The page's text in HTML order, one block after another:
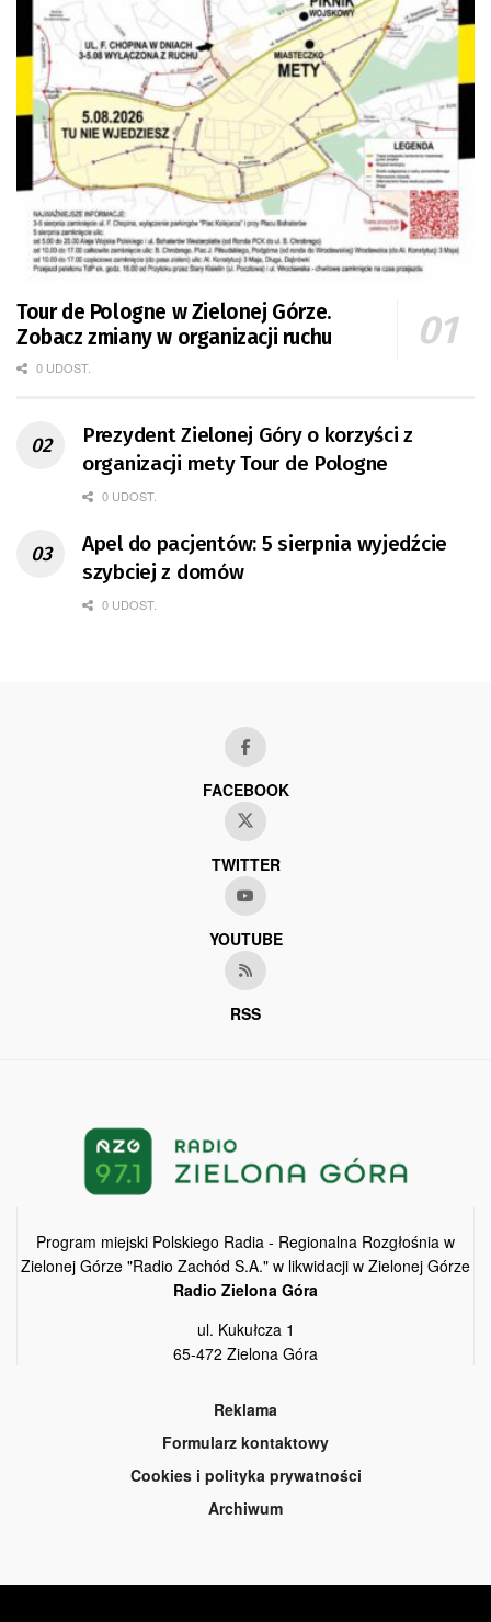
Tour de Pologne w Zielonej Górze.
Zobacz zmiany w organizacji ruchu
0 UDOST.
Prezydent Zielonej Góry o korzyści z
organizacji mety Tour de Pologne
0 UDOST.
Apel do pacjentów: 5 sierpnia wyjedźcie
szybciej z domów
0 UDOST.
FACEBOOK
TWITTER
YOUTUBE
RSS
Program miejski Polskiego Radia - Regionalna Rozgłośnia w
Zielonej Górze "Radio Zachód S.A." w likwidacji w Zielonej Górze
Radio Zielona Góra
ul. Kukułcza 1
65-472 Zielona Góra
Reklama
Formularz kontaktowy
Cookies i polityka prywatności
Archiwum